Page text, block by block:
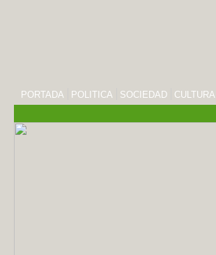
PORTADA POLITICA SOCIEDAD CULTURA